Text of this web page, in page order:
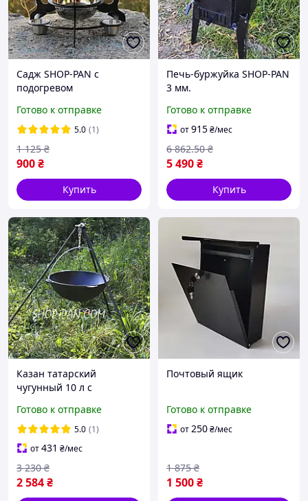
Садж SHOP-PAN с
подогревом
Готово к отправке
5.0 (1)
900₴
1 125 ₴
Купить
Печь-буржуйка SHOP-PAN
3 мм.
Готово к отправке
от915₴/мес
5 490₴
6 862.50 ₴
Купить
Казан татарский
чугунный 10 л с
треногой
Готово к отправке
5.0 (1)
от431 ₴/мес
2 584₴
3 230 ₴
Почтовый ящик
Готово к отправке
от250₴/мес
1 500₴
1 875 ₴